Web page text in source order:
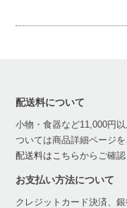
配送料について
小物・食器など11,000円
ついては商品詳細ページを
配送料はこちらからご確認
お支払い方法について
クレジットカード決済、